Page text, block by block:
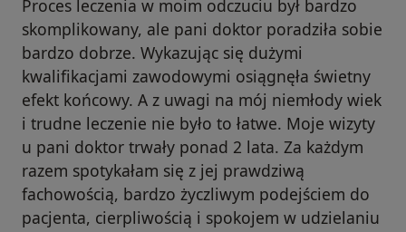
Proces leczenia w moim odczuciu był bardzo
skomplikowany, ale pani doktor poradziła sobie
bardzo dobrze. Wykazując się dużymi
kwalifikacjami zawodowymi osiągnęła świetny
efekt końcowy. A z uwagi na mój niemłody wiek
i trudne leczenie nie było to łatwe. Moje wizyty
u pani doktor trwały ponad 2 lata. Za każdym
razem spotykałam się z jej prawdziwą
fachowością, bardzo życzliwym podejściem do
pacjenta, cierpliwością i spokojem w udzielaniu